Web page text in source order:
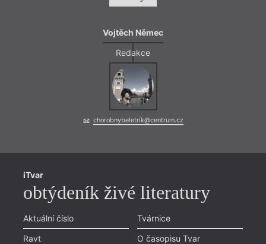
Vojtěch Němec
Redakce
chorobnybeletrik@centrum.cz
iTvar
obtýdeník živé literatury
Aktuální číslo
Ravt
Tvárnice
O časopisu Tvar